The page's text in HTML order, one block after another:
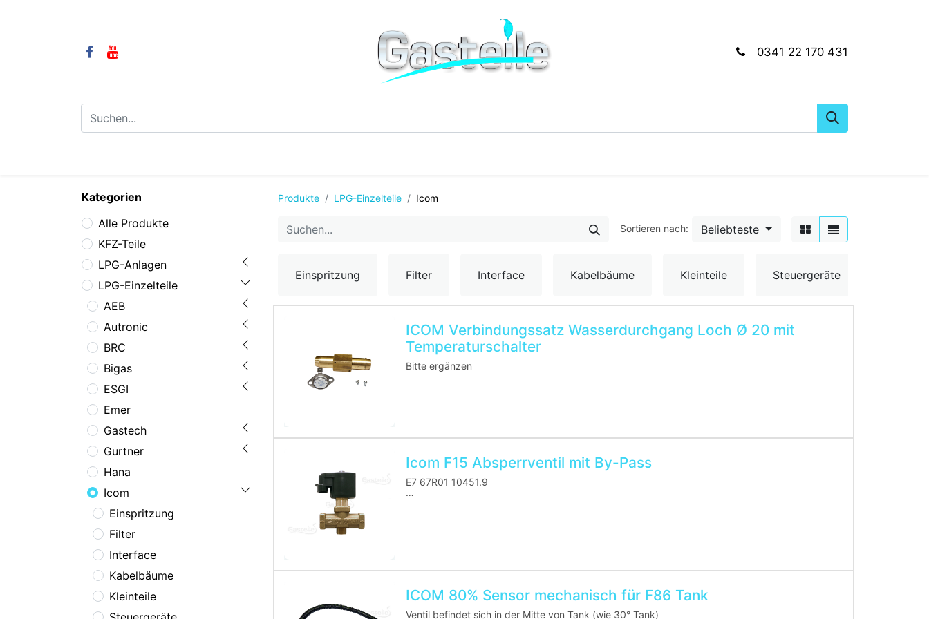
0341 22 170 431
Kategorien
Alle Produkte
KFZ-Teile
LPG-Anlagen
LPG-Einzelteile
AEB
Autronic
BRC
Bigas
ESGI
Emer
Gastech
Gurtner
Hana
Icom
Einspritzung
Filter
Interface
Kabelbäume
Kleinteile
Produkte LPG-Einzelteile Icom
Sortieren nach: Beliebteste
Einspritzung Filter Interface Kabelbäume Kleinteile Steuergeräte
ICOM Verbindungssatz Wasserdurchgang Loch Ø 20 mit
Temperaturschalter
Bitte ergänzen
Icom F15 Absperrventil mit By-Pass
E7 67R01 10451.9
ICOM 80% Sensor mechanisch für F86 Tank
Ventil befindet sich in der Mitte von Tank (wie 30° Tank)